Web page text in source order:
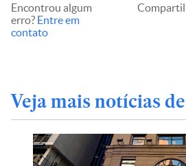
Encontrou algum
erro? Entre em
contato
Veja mais notícias